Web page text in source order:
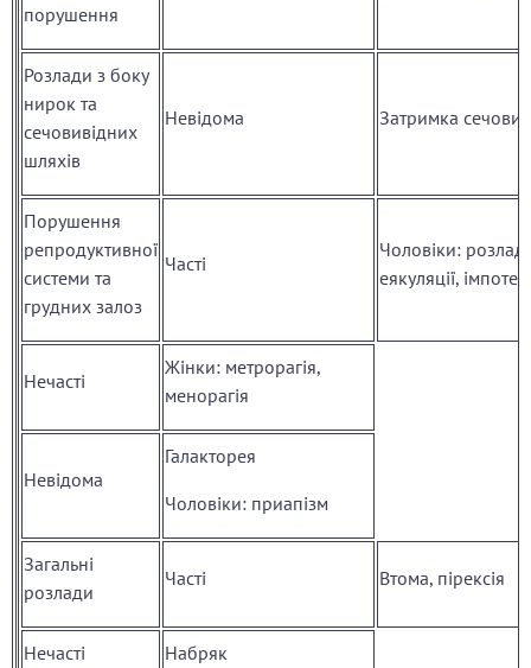
порушення
Розлади з боку
нирок та
сечовивідних
шляхів
Невідома Затримка
Порушення
репродуктивної
системи та
грудних залоз
Часті
Чоловіки:
еякуляції,
Нечасті
Жінки: метрорагія,
менорагія
Невідома
Галакторея
Чоловіки: приапізм
Загальні
розлади
Часті Втома, пірексія
Нечасті Набряк